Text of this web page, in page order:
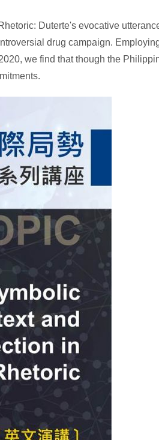
Duterte's evocative
drug campaign.
we find that though the